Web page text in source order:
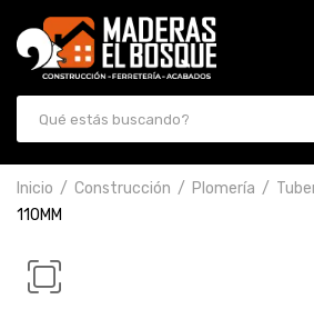
Inicio Construcción Plomería
110MM